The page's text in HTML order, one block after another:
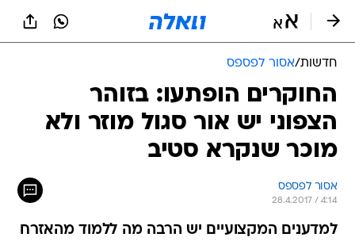
חדשות/אסור לפספס
החוקרים הופתעו: בזוהר
הצפוני יש אור סגול מוזר ולא
מוכר שנקרא סטיב
אסור לפספס
28.4.2017 / 4:14
למדענים המקצועיים יש הרבה מה ללמוד מהאזרח